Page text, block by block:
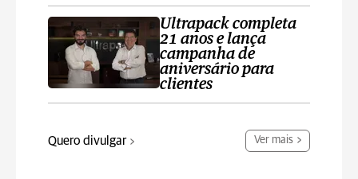
Ultrapack completa
21 anos e lança
campanha de
aniversário para
clientes
Quero divulgar Ver mais